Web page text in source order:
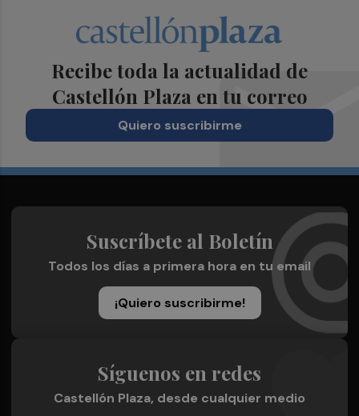
Recibe toda la actualidad de
Castellón Plaza en tu correo
Quiero suscribirme
Suscríbete al Boletín
Todos los días a primera hora en tu email
¡Quiero suscribirme!
Síguenos en redes
Castellón Plaza, desde cualquier medio